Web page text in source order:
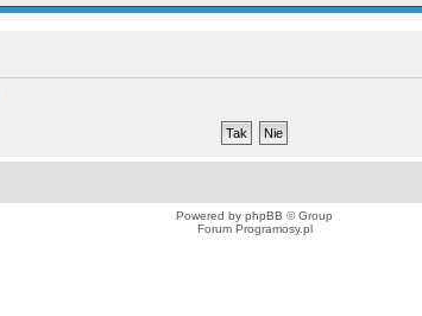
Powered by phpBB © Group
Forum Programosy.pl